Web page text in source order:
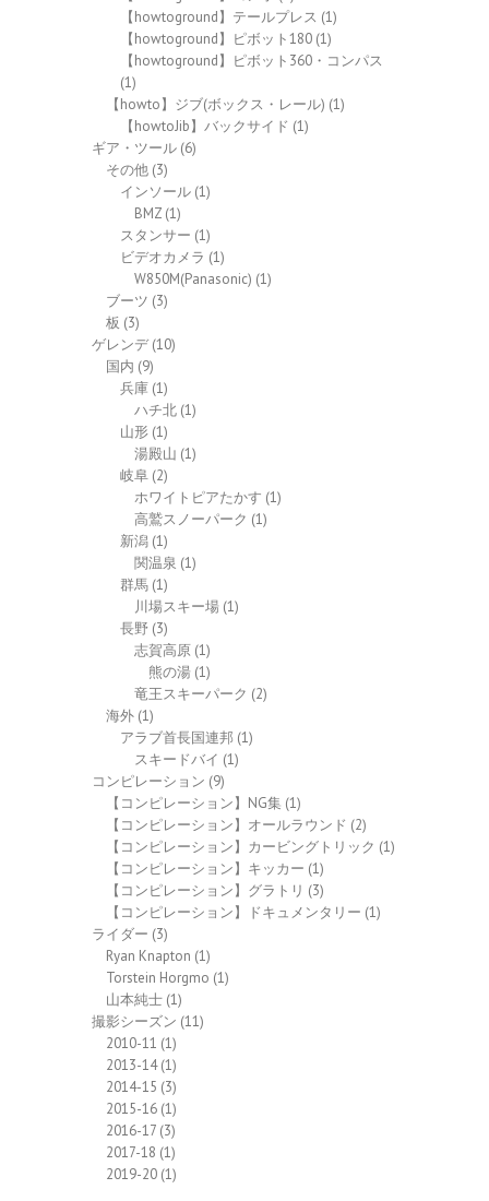
【howtoground】テールプレス (1)
【howtoground】ピボット180 (1)
【howtoground】ピボット360・コンパス
(1)
【howto】ジブ(ボックス・レール) (1)
【howtoJib】バックサイド (1)
ギア・ツール (6)
その他 (3)
インソール (1)
BMZ (1)
スタンサー (1)
ビデオカメラ (1)
W850M(Panasonic) (1)
ブーツ (3)
板 (3)
ゲレンデ(10)
国内 (9)
兵庫 (1)
ハチ北 (1)
山形 (1)
湯殿山 (1)
岐阜 (2)
ホワイトピアたかす (1)
高鷲スノーパーク (1)
新潟 (1)
関温泉 (1)
群馬 (1)
川場スキー場 (1)
長野 (3)
志賀高原 (1)
熊の湯 (1)
竜王スキーパーク (2)
海外 (1)
アラブ首長国連邦 (1)
スキードバイ (1)
コンピレーション (9)
【コンピレーション】NG集 (1)
【コンピレーション】オールラウンド (2)
【コンピレーション】カービングトリック (1)
【コンピレーション】キッカー (1)
【コンピレーション】グラトリ (3)
【コンピレーション】ドキュメンタリー (1)
ライダー (3)
Ryan Knapton (1)
Torstein Horgmo (1)
山本純士 (1)
撮影シーズン (11)
2010-11 (1)
2013-14(1)
2014-15 (3)
2015-16 (1)
2016-17 (3)
2017-18 (1)
2019-20 (1)